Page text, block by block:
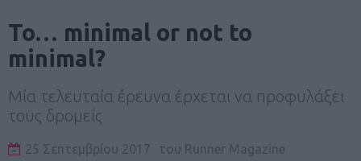
To… minimal or not to
minimal?
Μία τελευταία έρευνα έρχεται να προφυλάξει
τους δρομείς
25 Σεπτεμβρίου 2017 του Runner Magazine